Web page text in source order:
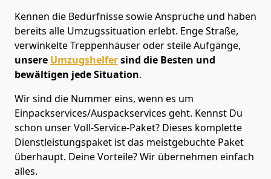
Kennen die Bedürfnisse sowie Ansprüche und haben
bereits alle Umzugssituation erlebt. Enge Straße,
verwinkelte Treppenhäuser oder steile Aufgänge,
unsere Umzugshelfersind die Besten und
bewältigen jede Situation.
Wir sind die Nummer eins, wenn es um
Einpackservices/Auspackservices geht. Kennst Du
schon unser Voll-Service-Paket? Dieses komplette
Dienstleistungspaket ist das meistgebuchte Paket
überhaupt. Deine Vorteile? Wir übernehmen einfach
alles.